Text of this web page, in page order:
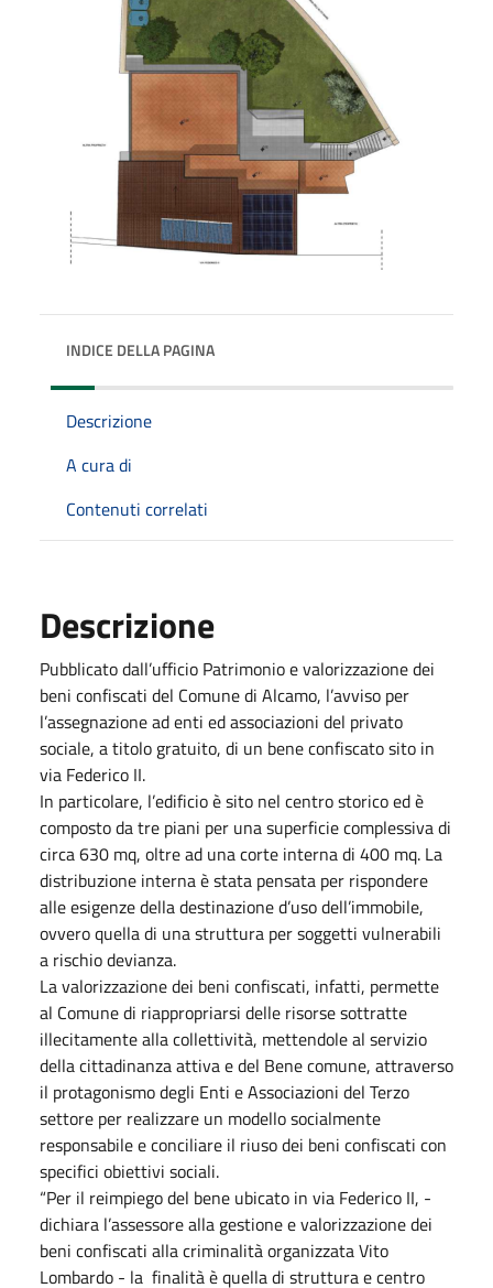
INDICE DELLA PAGINA
Descrizione
A cura di
Contenuti correlati
Descrizione
Pubblicato dall’ufficio Patrimonio e valorizzazione dei
beni confiscati del Comune di Alcamo, l’avviso per
l’assegnazione ad enti ed associazioni del privato
sociale, a titolo gratuito, di un bene confiscato sito in
via Federico II.
In particolare, l’edificio è sito nel centro storico ed è
composto da tre piani per una superficie complessiva di
circa 630 mq, oltre ad una corte interna di 400 mq. La
distribuzione interna è stata pensata per rispondere
alle esigenze della destinazione d’uso dell’immobile,
ovvero quella di una struttura per soggetti vulnerabili
a rischio devianza.
La valorizzazione dei beni confiscati, infatti, permette
al Comune di riappropriarsi delle risorse sottratte
illecitamente alla collettività, mettendole al servizio
della cittadinanza attiva e del Bene comune, attraverso
il protagonismo degli Enti e Associazioni del Terzo
settore per realizzare un modello socialmente
responsabile e conciliare il riuso dei beni confiscati con
specifici obiettivi sociali.
“Per il reimpiego del bene ubicato in via Federico II, -
dichiara l’assessore alla gestione e valorizzazione dei
beni confiscati alla criminalità organizzata Vito
Lombardo - la finalità è quella di struttura e centro